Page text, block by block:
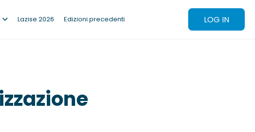
Lazise 2026 Edizioni precedenti LOG IN